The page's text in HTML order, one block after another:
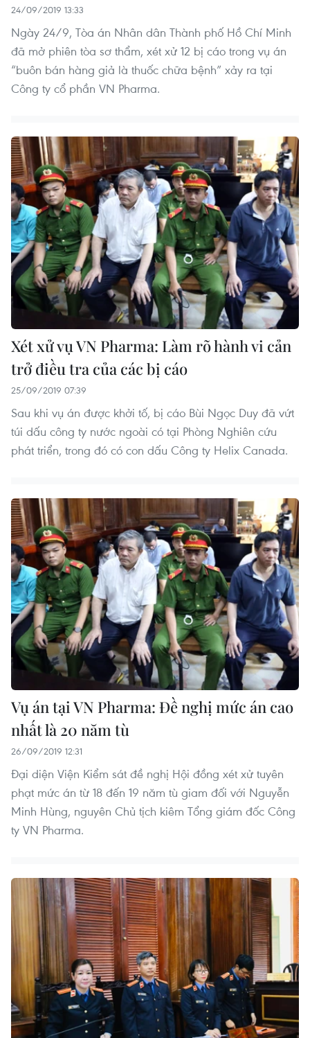
24/09/2019 13:33
Ngày 24/9, Tòa án Nhân dân Thành phố Hồ Chí Minh
đã mở phiên tòa sơ thẩm, xét xử 12 bị cáo trong vụ án
“buôn bán hàng giả là thuốc chữa bệnh” xảy ra tại
Công ty cổ phần VN Pharma.
Xét xử vụ VN Pharma: Làm rõ hành vi cản
trở điều tra của các bị cáo
25/09/2019 07:39
Sau khi vụ án được khởi tố, bị cáo Bùi Ngọc Duy đã vứt
túi dấu công ty nước ngoài có tại Phòng Nghiên cứu
phát triển, trong đó có con dấu Công ty Helix Canada.
Vụ án tại VN Pharma: Đề nghị mức án cao
nhất là 20 năm tù
26/09/2019 12:31
Đại diện Viện Kiểm sát đề nghị Hội đồng xét xử tuyên
phạt mức án từ 18 đến 19 năm tù giam đối với Nguyễn
Minh Hùng, nguyên Chủ tịch kiêm Tổng giám đốc Công
ty VN Pharma.